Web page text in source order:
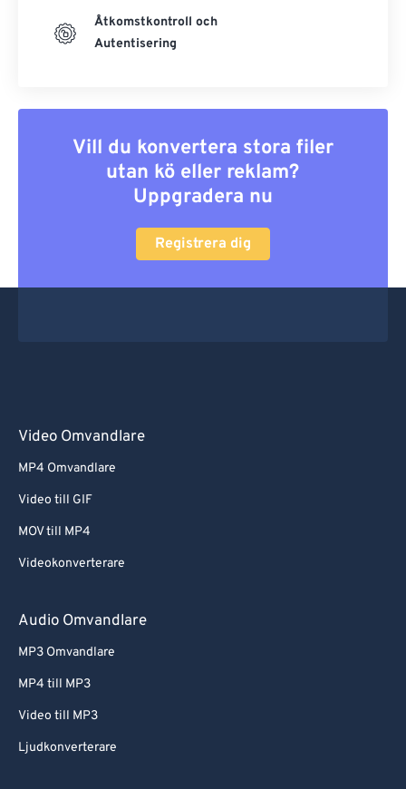
Åtkomstkontroll och
Autentisering
Vill du konvertera stora filer
utan kö eller reklam?
Uppgradera nu
Registrera dig
Video Omvandlare
MP4 Omvandlare
Video till GIF
MOV till MP4
Videokonverterare
Audio Omvandlare
MP3 Omvandlare
MP4 till MP3
Video till MP3
Ljudkonverterare